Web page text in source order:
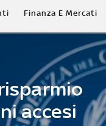
Finanza E Mercati
accesi